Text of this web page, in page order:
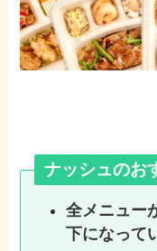
ナッシュのお
全メニュー
下になって